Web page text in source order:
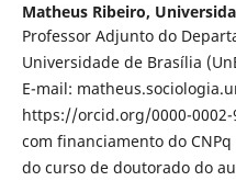
Matheus Ribeiro,
Professor Adjunto do
Universidade de Brasília
E-mail:
https://orcid.org/0000-0002-
com financiamento do
do curso de doutorado do